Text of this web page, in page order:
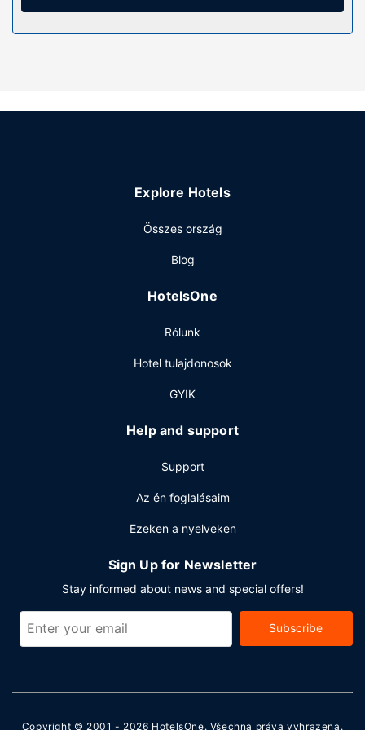
A szálláshely kínálta egyéb szolgáltatások és
közelben, bálterem és étel- és italautomata.
amihez bár/társalgó is tartozik, de a szobádban sem
rendelkezésre álló szobaszerviz. Az ár egy ingyenes
A szálláshelyen ingyenes újságok,
vegytisztítási/ruhatisztítási szolgáltatások és 24 órában
vendégek számára egyéni parkolás (felár ellenében)
biztosított a helyszínen.
Explore Hotels
Összes ország
Blog
HotelsOne
Rólunk
Hotel tulajdonosok
GYIK
Help and support
Support
Az én foglalásaim
Ezeken a nyelveken
Sign Up for Newsletter
Stay informed about news and special offers!
Subscribe
Copyright © 2001 - 2026 HotelsOne. Všechna práva vyhrazena.